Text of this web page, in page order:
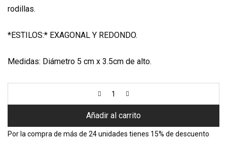
rodillas.
*ESTILOS:* EXAGONAL Y REDONDO.
Medidas: Diámetro 5 cm x 3.5cm de alto.
Añadir al carrito
Por la compra de más de 24 unidades tienes 15% de descuento